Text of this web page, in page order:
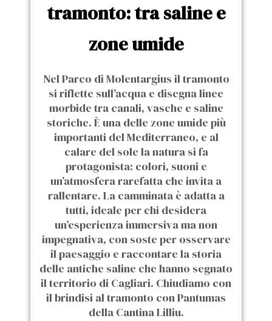
tramonto: tra saline e
zone umide
Nel Parco di Molentargius il tramonto
si riflette sull’acqua e disegna linee
morbide tra canali, vasche e saline
storiche. È una delle zone umide più
importanti del Mediterraneo, e al
calare del sole la natura si fa
protagonista: colori, suoni e
un’atmosfera rarefatta che invita a
rallentare. La camminata è adatta a
tutti, ideale per chi desidera
un’esperienza immersiva ma non
impegnativa, con soste per osservare
il paesaggio e raccontare la storia
delle antiche saline che hanno segnato
il territorio di Cagliari. Chiudiamo con
il brindisi al tramonto con Pantumas
della Cantina Lilliu.